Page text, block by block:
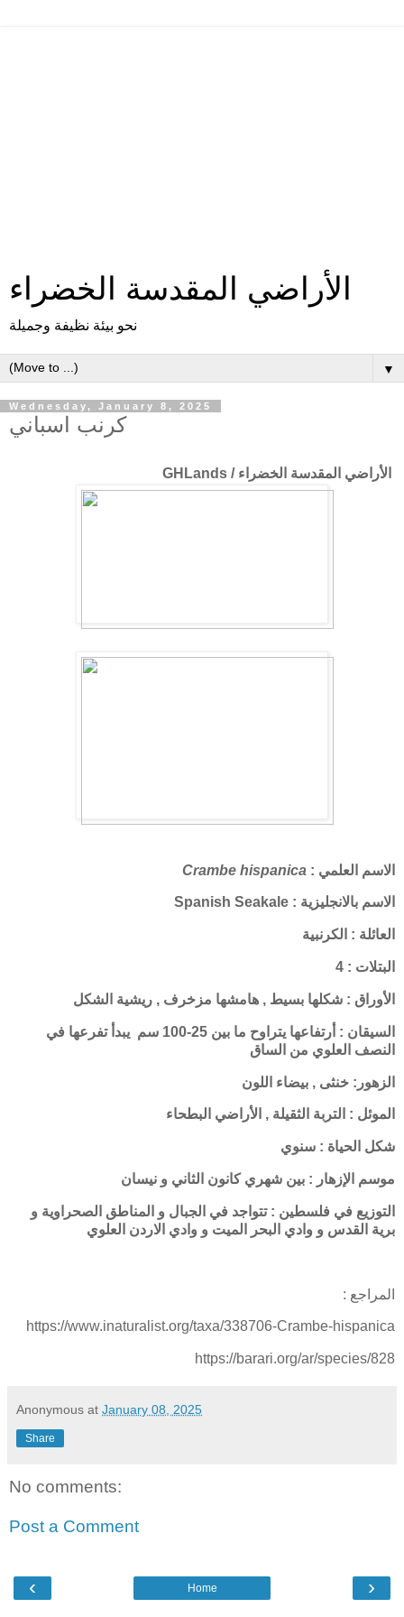
الأراضي المقدسة الخضراء
نحو بيئة نظيفة وجميلة
▼
Wednesday, January 8, 2025
كرنب اسباني
الأراضي المقدسة الخضراء / GHLands
الاسم العلمي :
الاسم بالانجليزية : Spanish Seakale
العائلة : الكرنبية
البتلات : 4
الأوراق : شكلها بسيط , هامشها مزخرف , ريشية الشكل
السيقان : أرتفاعها يتراوح ما بين 25-100 سم يبدأ تفرعها في
النصف العلوي من الساق
الزهور: خنثى , بيضاء اللون
الموئل : التربة الثقيلة , الأراضي البطحاء
شكل الحياة : سنوي
موسم الإزهار : بين شهري كانون الثاني و نيسان
التوزيع في فلسطين : تتواجد في الجبال و المناطق الصحراوية و
برية القدس و وادي البحر الميت و وادي الاردن العلوي
المراجع :
https://www.inaturalist.org/taxa/338706-Crambe-hispanica
https://barari.org/ar/species/828
Anonymous at January 08, 2025
Share
No comments:
Post a Comment
‹ ›
Home